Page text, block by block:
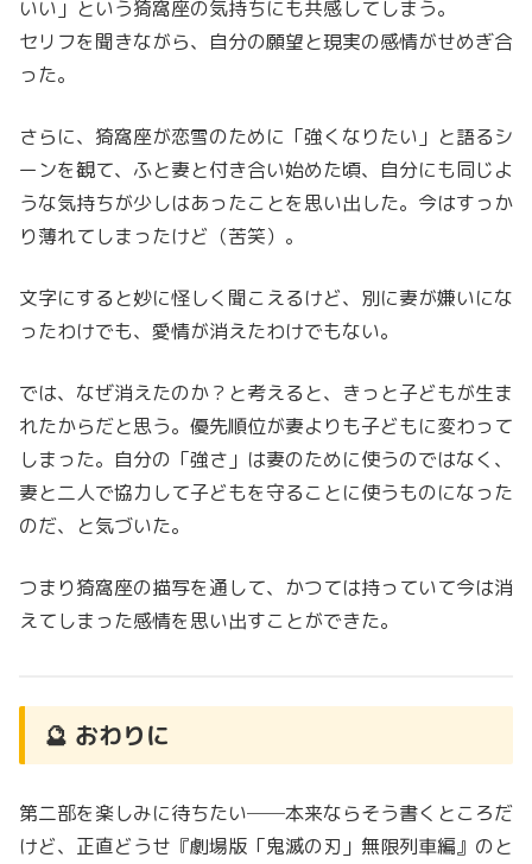
いい」という猗窩座の気持ちにも共感してしまう。
セリフを聞きながら、自分の願望と現実の感情がせめぎ合
った。
さらに、猗窩座が恋雪のために「強くなりたい」と語るシ
ーンを観て、ふと妻と付き合い始めた頃、自分にも同じよ
うな気持ちが少しはあったことを思い出した。今はすっか
り薄れてしまったけど（苦笑）。
文字にすると妙に怪しく聞こえるけど、別に妻が嫌いにな
ったわけでも、愛情が消えたわけでもない。
では、なぜ消えたのか？と考えると、きっと子どもが生ま
れたからだと思う。優先順位が妻よりも子どもに変わって
しまった。自分の「強さ」は妻のために使うのではなく、
妻と二人で協力して子どもを守ることに使うものになった
のだ、と気づいた。
つまり猗窩座の描写を通して、かつては持っていて今は消
えてしまった感情を思い出すことができた。
🔮 おわりに
第二部を楽しみに待ちたい──本来ならそう書くところだ
けど、正直どうせ『劇場版「鬼滅の刃」無限列車編』のと